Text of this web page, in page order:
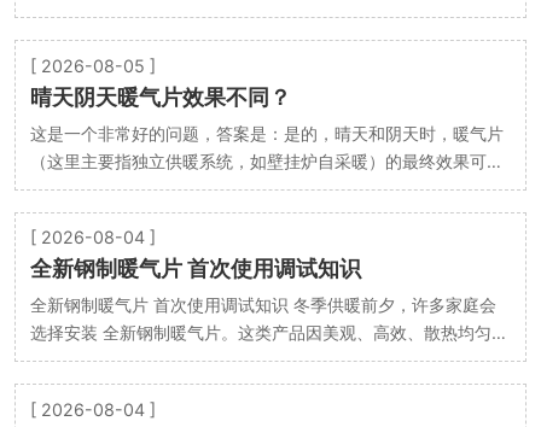
效率低 锅炉/热泵老化：使用超过10年的设备能…
[ 2026-08-05 ]
晴天阴天暖气片效果不同？
这是一个非常好的问题，答案是：是的，晴天和阴天时，暖气片
（这里主要指独立供暖系统，如壁挂炉自采暖）的最终效果可能
感觉不同，但其自身的工作性能通常不受影响。 核…
[ 2026-08-04 ]
全新钢制暖气片 首次使用调试知识
全新钢制暖气片 首次使用调试知识 冬季供暖前夕，许多家庭会
选择安装 全新钢制暖气片。这类产品因美观、高效、散热均匀而
广受欢迎。但不少用户忽略了首次使用调试的重要…
[ 2026-08-04 ]